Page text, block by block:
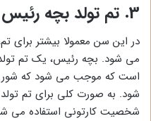
3. تم تولد بچه رئیس
در این سن معمولا بیشتر برای
می شود. بچه رئیس، یک تم
است که موجب می شود که شور و
شود. به صورت کلی برای تم
شخصیت کارتونی استفاده می